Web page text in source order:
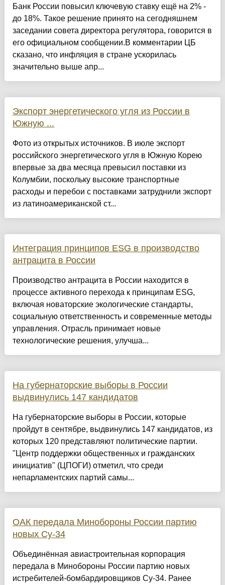
Банк России повысил ключевую ставку ещё на 2% -
до 18%. Такое решение принято на сегодняшнем
заседании совета директора регулятора, говорится в
его официальном сообщении.В комментарии ЦБ
сказано, что инфляция в стране ускорилась
значительно выше апр...
Экспорт энергетического угля из России в
Южную ...
Фото из открытых источников. В июле экспорт
российского энергетического угля в Южную Корею
впервые за два месяца превысил поставки из
Колумбии, поскольку высокие транспортные
расходы и перебои с поставками затруднили экспорт
из латиноамериканской ст...
Интеграция принципов ESG в производство
антрацита в России
Производство антрацита в России находится в
процессе активного перехода к принципам ESG,
включая новаторские экологические стандарты,
социальную ответственность и современные методы
управления. Отрасль принимает новые
технологические решения, улучша...
На губернаторские выборы в России
выдвинулись 147 кандидатов
На губернаторские выборы в России, которые
пройдут в сентябре, выдвинулись 147 кандидатов, из
которых 120 представляют политические партии.
"Центр поддержки общественных и гражданских
инициатив" (ЦПОГИ) отметил, что среди
непарламентских партий самы...
ОАК передала Минобороны России партию
новых Су-34
Объединённая авиастроительная корпорация
передала в Минобороны России партию новых
истребителей-бомбардировщиков Су-34. Ранее